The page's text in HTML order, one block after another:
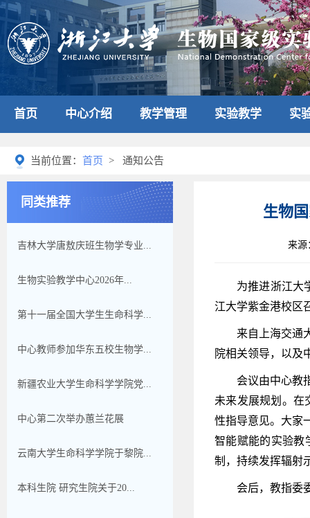
首页 中心介绍 教学管理 实验教学 实
当前位置： 首页 > 通知公告
同类推荐
吉林大学唐敖庆班生物学专业...
生物实验教学中心2026年...
第十一届全国大学生生命科学...
中心教师参加华东五校生物学...
新疆农业大学生命科学学院党...
中心第二次举办蕙兰花展
云南大学生命科学学院于黎院...
本科生院 研究生院关于20...
生物
来源
为推进浙江大
江大学紫金港校区
来自上海交通
院相关领导，以及
会议由中心教
未来发展规划。在
性指导意见。大家
智能赋能的实验教
制，持续发挥辐射
会后，教指委